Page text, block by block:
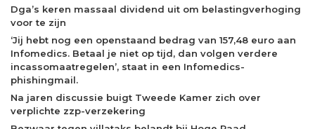
Dga’s keren massaal dividend uit om belastingverhoging
voor te zijn
‘Jij hebt nog een openstaand bedrag van 157,48 euro aan
Infomedics. Betaal je niet op tijd, dan volgen verdere
incassomaatregelen’, staat in een Infomedics-
phishingmail.
Na jaren discussie buigt Tweede Kamer zich over
verplichte zzp-verzekering